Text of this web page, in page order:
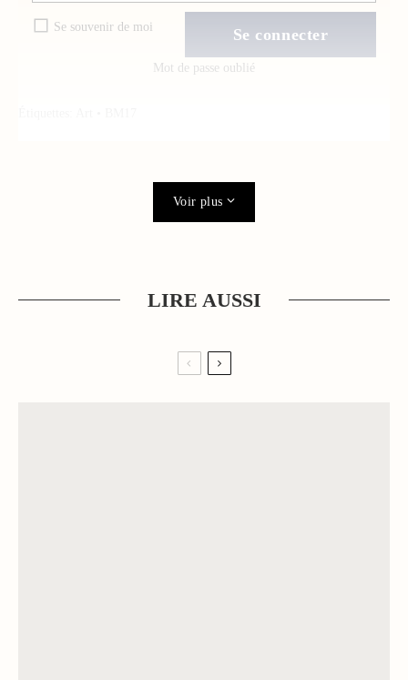
Se souvenir de moi
Mot de passe oublié
Voir plus
LIRE AUSSI